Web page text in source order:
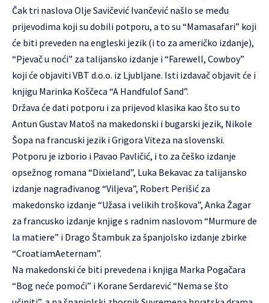
Čak tri naslova Olje Savičević Ivančević našlo se među
prijevodima koji su dobili potporu, a to su “Mamasafari” koji
će biti preveden na engleski jezik (i to za američko izdanje),
“Pjevač u noći” za talijansko izdanje i “Farewell, Cowboy”
koji će objaviti VBT d.o.o. iz Ljubljane. Isti izdavač objavit će i
knjigu Marinka Koščeca “A Handfulof Sand”.
Država će dati potporu i za prijevod klasika kao što su to
Antun Gustav Matoš na makedonski i bugarski jezik, Nikole
Šopa na francuski jezik i Grigora Viteza na slovenski.
Potporu je izborio i Pavao Pavličić, i to za češko izdanje
opsežnog romana “Dixieland”, Luka Bekavac za talijansko
izdanje nagrađivanog “Viljeva”, Robert Perišić za
makedonsko izdanje “Užasa i velikih troškova”, Anka Žagar
za francusko izdanje knjige s radnim naslovom “Murmure de
la matiere” i Drago Štambuk za španjolsko izdanje zbirke
“CroatiamAeternam”.
Na makedonski će biti prevedena i knjiga Marka Pogačara
“Bog neće pomoći” i Korane Serdarević “Nema se što